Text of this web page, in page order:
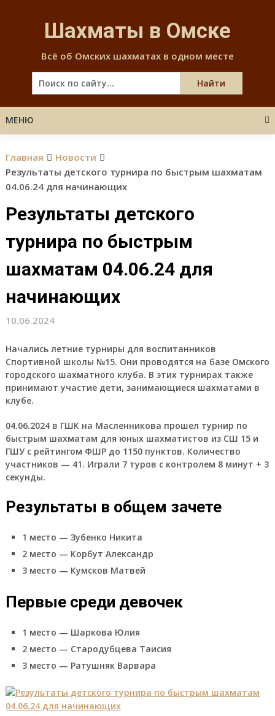
content
Шахматы в Омске
Всё об Омских шахматах в одном месте
МЕНЮ
Главная
Новости
Результаты детского турнира по быстрым шахматам
04.06.24 для начинающих
Результаты детского
турнира по быстрым
шахматам 04.06.24 для
начинающих
10.06.2024
Начались летние турниры для воспитанников
Спортивной школы №15. Они проводятся на базе Омского
городского шахматного клуба. В этих турнирах также
принимают участие дети, занимающиеся шахматами в
клубе.
04.06.2024 в ГШК на Масленникова прошел турнир по
быстрым шахматам для юных шахматистов из СШ 15 и
ГШУ с рейтингом ФШР до 1150 пунктов. Количество
участников — 41. Играли 7 туров с контролем 8 минут + 3
секунды.
Результаты в общем зачете
1 место — Зубенко Никита
2 место — Корбут Александр
3 место — Кумсков Матвей
Первые среди девочек
1 место — Шаркова Юлия
2 место — Стародубцева Таисия
3 место — Ратушняк Варвара